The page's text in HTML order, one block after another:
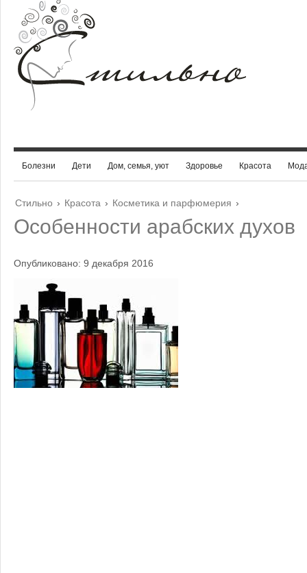
Болезни Дети Дом, семья, уют Здоровье Красота
Стильно › Красота › Косметика и парфюмерия ›
Особенности арабских духов
Опубликовано: 9 декабря 2016